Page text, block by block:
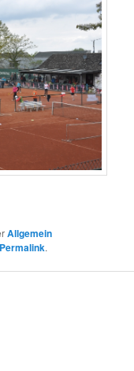
Allgemein
Permalink.